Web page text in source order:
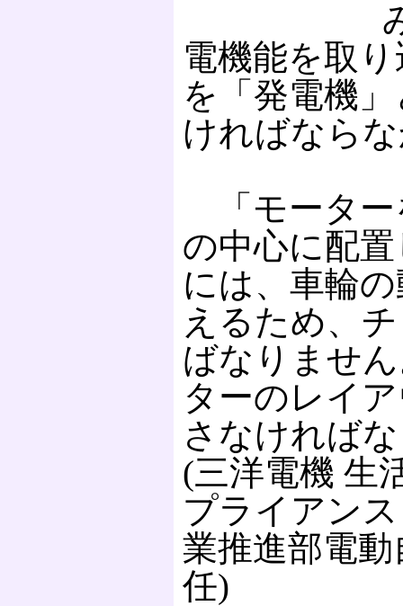
電機能を取
を「発電機
ければなら
「モーター
の中心に配
には、車輪
えるため、
ばなりませ
ターのレイ
さなければ
(三洋電機 生
プライアン
業推進部電
任)